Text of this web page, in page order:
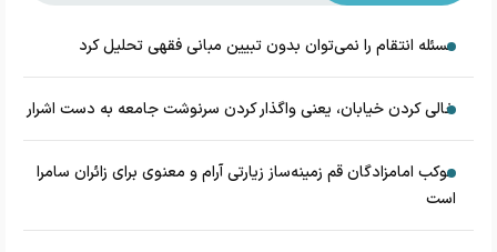
مسئله انتقام را نمی‌توان بدون تبیین مبانی فقهی تحلیل کرد
خالی کردن خیابان، یعنی واگذار کردن سرنوشت جامعه به دست اشرار
موکب امامزادگان قم زمینه‌ساز زیارتی آرام و معنوی برای زائران سامرا
است